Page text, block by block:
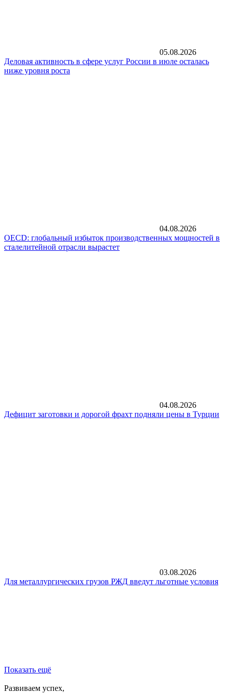
05.08.2026
Деловая активность в сфере услуг России в июле осталась
ниже уровня роста
04.08.2026
OECD: глобальный избыток производственных мощностей в
сталелитейной отрасли вырастет
04.08.2026
Дефицит заготовки и дорогой фрахт подняли цены в Турции
03.08.2026
Для металлургических грузов РЖД введут льготные условия
Показать ещё
Развиваем успех,